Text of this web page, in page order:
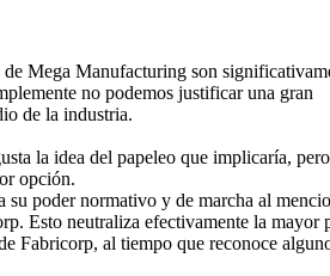
de Mega Manufacturing son
no podemos justificar una gran
de la industria.
la idea del papeleo que implicaría, pero
opción.
su poder normativo y de marcha al
Esto neutraliza efectivamente la mayor
Fabricorp, al tiempo que reconoce